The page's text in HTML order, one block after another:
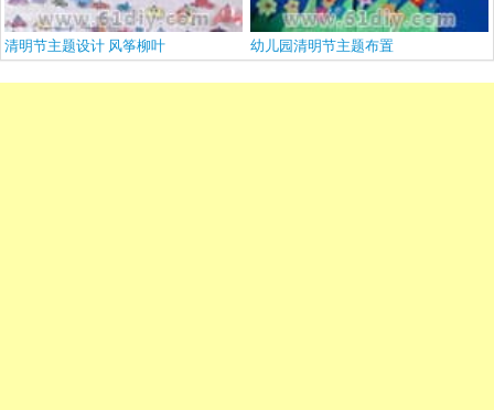
清明节主题设计 风筝柳叶 幼儿园清明节主题布置